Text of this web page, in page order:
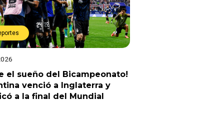
el sueño del Bicampeonato!
venció a Inglaterra y
a la final del Mundial